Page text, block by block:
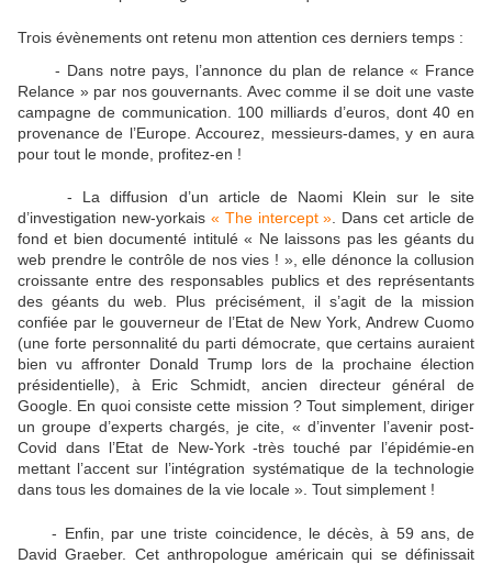
Trois évènements ont retenu mon attention ces derniers temps :
- Dans notre pays, l’annonce du plan de relance « France
Relance » par nos gouvernants. Avec comme il se doit une vaste
campagne de communication. 100 milliards d’euros, dont 40 en
provenance de l’Europe. Accourez, messieurs-dames, y en aura
pour tout le monde, profitez-en !
- La diffusion d’un article de Naomi Klein sur le site
d’investigation new-yorkais « The intercept » . Dans cet article de
fond et bien documenté intitulé « Ne laissons pas les géants du
web prendre le contrôle de nos vies ! », elle dénonce la collusion
croissante entre des responsables publics et des représentants
des géants du web. Plus précisément, il s’agit de la mission
confiée par le gouverneur de l’Etat de New York, Andrew Cuomo
(une forte personnalité du parti démocrate, que certains auraient
bien vu affronter Donald Trump lors de la prochaine élection
présidentielle), à Eric Schmidt, ancien directeur général de
Google. En quoi consiste cette mission ? Tout simplement, diriger
un groupe d’experts chargés, je cite, « d’inventer l’avenir post-
Covid dans l’Etat de New-York -très touché par l’épidémie-en
mettant l’accent sur l’intégration systématique de la technologie
dans tous les domaines de la vie locale ». Tout simplement !
- Enfin, par une triste coincidence, le décès, à 59 ans, de
David Graeber. Cet anthropologue américain qui se définissait